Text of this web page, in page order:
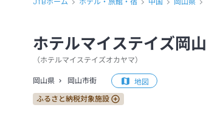
JTBホーム ホテル・旅館・宿 中国 岡山県
ホテルマイステイズ岡
（ホテルマイステイズオカヤマ）
岡山県 岡山市街 地図
ふるさと納税対象施設